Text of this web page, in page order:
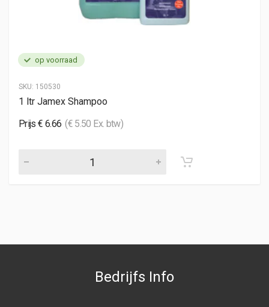
op voorraad
SKU: 150530
1 ltr Jamex Shampoo
Prijs € 6.66 (€ 5.50 Ex. btw)
Bedrijfs Info